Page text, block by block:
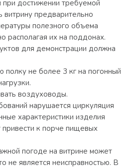
при достижении требуемой
витрину предварительно
полезного объема
располагая их на поддонах.
для демонстрации должна
полку не более 3 кг на погонный
воздуховоды.
нарушается циркуляция
характеристики изделия
к порче пищевых
погоде на витрине может
не является неисправностью. В